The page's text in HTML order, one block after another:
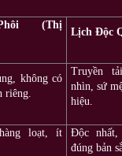
(Thị
Lịch Độc
không có
riêng.
Truyền
nhìn, sứ
hiệu.
loạt, ít
Độc nhất,
đúng bản